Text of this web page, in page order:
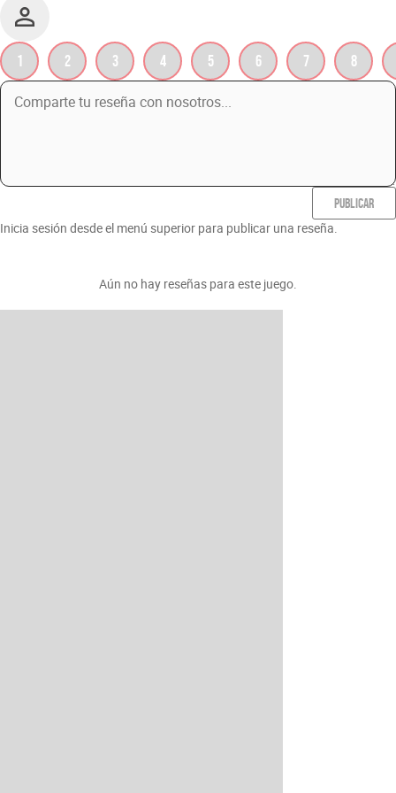
1 2 3 4 5 6 7 8
PUBLICAR
Inicia sesión desde el menú superior para publicar una reseña.
Aún no hay reseñas para este juego.